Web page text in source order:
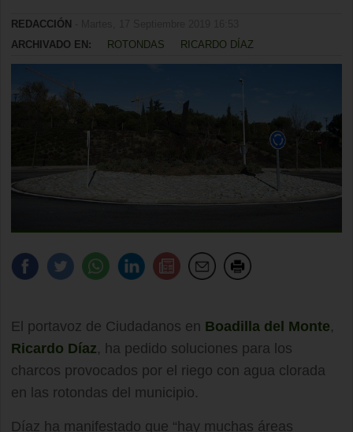
REDACCIÓN
ARCHIVADO EN:
ROTONDAS RICARDO DÍAZ
El portavoz de Ciudadanos en Boadilla del Monte,
Ricardo Díaz, ha pedido soluciones para los
charcos provocados por el riego con agua clorada
en las rotondas del municipio.
Díaz ha manifestado que “hay muchas áreas